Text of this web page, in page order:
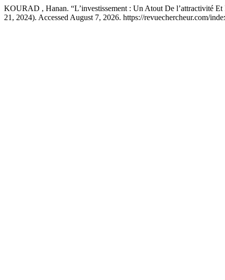
KOURAD , Hanan. “L’investissement : Un Atout De l’attractivité
21, 2024). Accessed August 7, 2026. https://revuechercheur.com/